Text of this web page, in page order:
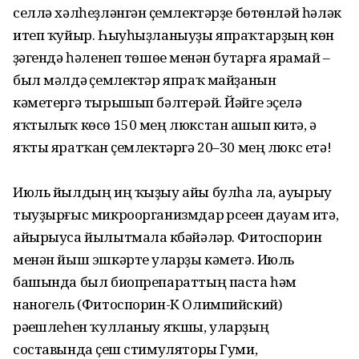
селлә хәлһеҙләнгән үҫемлек­тәрҙе бөтөнләй һәләк
итеп ҡуйыр. Һыуһыҙла­ныу­ҙы япраҡтарҙың көн
үҙәген­дә һәленеп төшөүе менән бутарға ярамай –
был мәлдә үҫемлектәр япраҡ майҙанын
кәметергә тырышып бәлтерәй. Йәйге эҫелә
яҡтылыҡ көсө 150 мең люкстан ашып китә, ә
яҡты яратҡан үҫемлектәргә 20–30 мең люкс етә!
Июль йылдың иң ҡыҙыу айы булһа ла, ауырыу
тыуҙырғыс микроорганизмдар үрсеүен дауам итә,
айырыуса йылытмала күбәйәләр. Фитоспорин
менән йыш эшкәртеү уларҙы кәметә. Июль
башында был биопрепараттың паста һәм
наногель (Фитоспорин-К Олимпийский)
рәүешлеһен ҡулланыу яҡшы, уларҙың
составында үҫеш стимуляторы Гуми,